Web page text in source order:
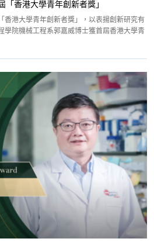
「香港大學青年創新者獎」
香港大學青年創新者獎」，以表揚創新研究有
學院機械工程系郭嘉威博士獲首屆香港大學青